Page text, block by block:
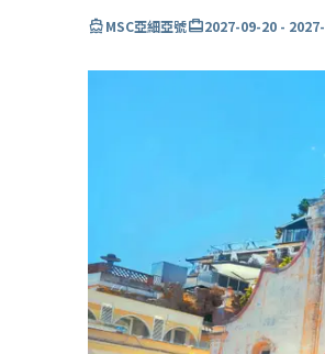
directions_boatMSC亞細亞號card_travel2027-09-20 -